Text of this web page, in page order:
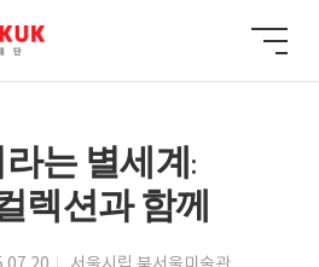
는 별세계:
렉션과 함께